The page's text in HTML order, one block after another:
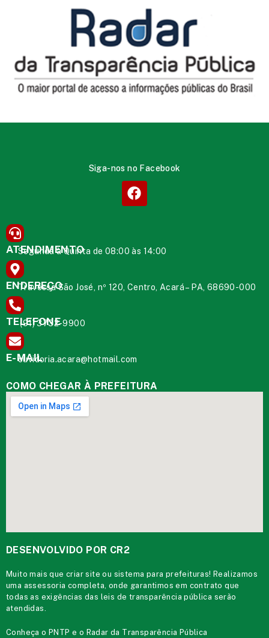
Siga-nos no Facebook
ATENDIMENTO
Segunda à Quinta de 08:00 às 14:00
ENDEREÇO
Travessa São José, nº 120, Centro, Acará – PA, 68690-000
TELEFONE
(91) 3732-9900
E-MAIL
ouvidoria.acara@hotmail.com
COMO CHEGAR À PREFEITURA
DESENVOLVIDO POR CR2
Muito mais quecriar site ou sistema para prefeituras! Realizamos
uma assessoria completa, onde garantimos em contrato que
todas as exigências das leis de transparência pública serão
atendidas.
Conheça oPNTP e o Radar da Transparência Pública